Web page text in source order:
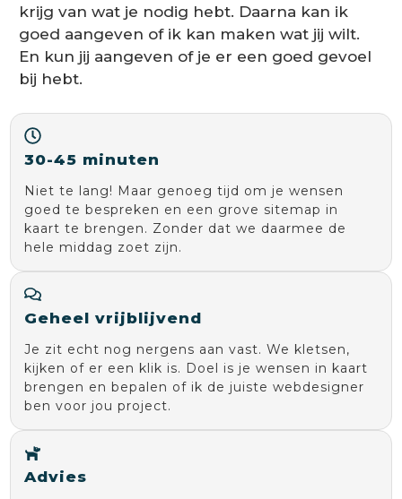
krijg van wat je nodig hebt. Daarna kan ik
goed aangeven of ik kan maken wat jij wilt.
En kun jij aangeven of je er een goed gevoel
bij hebt.
30-45 minuten
Niet te lang! Maar genoeg tijd om je wensen
goed te bespreken en een grove sitemap in
kaart te brengen. Zonder dat we daarmee de
hele middag zoet zijn.
Geheel vrijblijvend
Je zit echt nog nergens aan vast. We kletsen,
kijken of er een klik is. Doel is je wensen in kaart
brengen en bepalen of ik de juiste webdesigner
ben voor jou project.
Advies